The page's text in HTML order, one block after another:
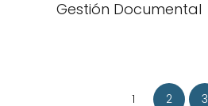
Gestión Documental
1 2 3